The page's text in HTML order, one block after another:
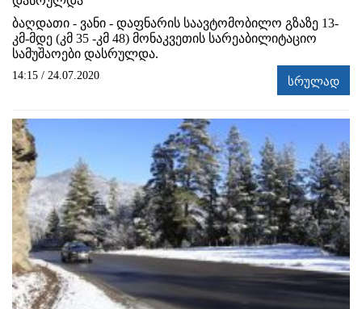
ბაღდათი - ვანი - დაფნარის საავტომობილო გზაზე 13-
კმ-მდე (კმ 35 -კმ 48) მონაკვეთის სარეაბილიტაციო
სამუშაოები დასრულდა.
14:15 / 24.07.2020 სრულად